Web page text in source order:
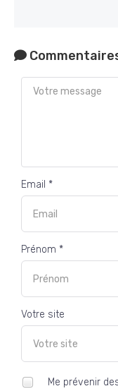
Email *
Prénom *
Votre site
Me prévenir